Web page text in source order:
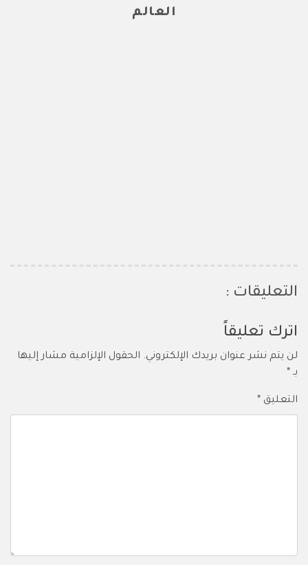
العالم
التعليقات :
اترك تعليقاً
لن يتم نشر عنوان بريدك الإلكتروني. الحقول الإلزامية مشار إليها
بـ *
التعليق *